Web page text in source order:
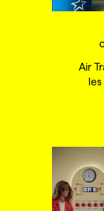
Air
les